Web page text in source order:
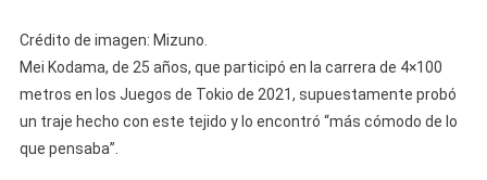
Crédito de imagen: Mizuno.
Mei Kodama, de 25 años, que participó en la carrera de 4×100
metros en los Juegos de Tokio de 2021, supuestamente probó
un traje hecho con este tejido y lo encontró “más cómodo de lo
que pensaba”.